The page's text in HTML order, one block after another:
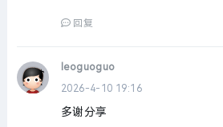
回复
leoguoguo
2026-4-10 19:16
多谢分享